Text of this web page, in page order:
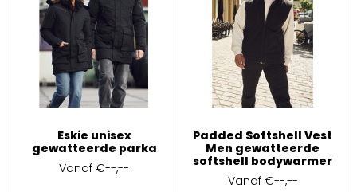
Eskie unisex
gewatteerde parka
Vanaf€--,--
Padded Softshell Vest
Men gewatteerde
softshell bodywarmer
Vanaf €--,--